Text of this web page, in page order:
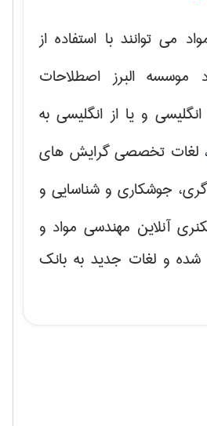
می توانند با استفاده از
البرز اصطلاحات
و یا از انگلیسی به
، لغات تخصصی گرایش های
جوشکاری و شناسایی و
آنلاین مهندسی مواد و
شده و لغات جدید به بانک